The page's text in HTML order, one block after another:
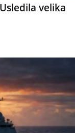
velika